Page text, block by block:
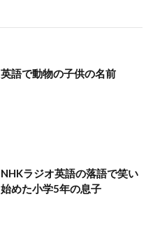
英語で動物の子供の名前
NHKラジオ英語の落語で笑い
始めた小学5年の息子